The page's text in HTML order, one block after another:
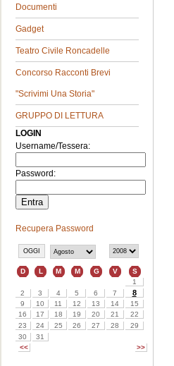
Documenti
Gadget
Teatro Civile Roncadelle
Concorso Racconti Brevi
"Scrivimi Una Storia"
GRUPPO DI LETTURA
LOGIN
Username/Tessera:
Password:
Recupera Password